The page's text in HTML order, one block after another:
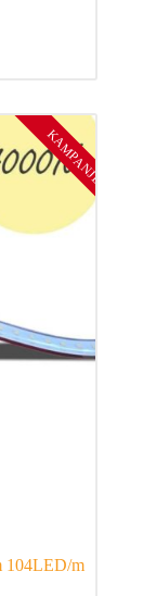
KAMPANJE
104LED/m